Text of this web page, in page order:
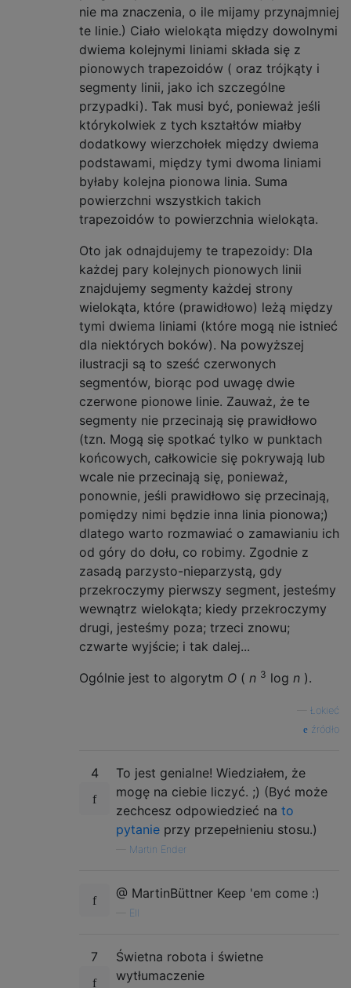
nie ma znaczenia, o ile mijamy przynajmniej
te linie.) Ciało wielokąta między dowolnymi
dwiema kolejnymi liniami składa się z
pionowych trapezoidów ( oraz trójkąty i
segmenty linii, jako ich szczególne
przypadki). Tak musi być, ponieważ jeśli
którykolwiek z tych kształtów miałby
dodatkowy wierzchołek między dwiema
podstawami, między tymi dwoma liniami
byłaby kolejna pionowa linia. Suma
powierzchni wszystkich takich
trapezoidów to powierzchnia wielokąta.
Oto jak odnajdujemy te trapezoidy: Dla
każdej pary kolejnych pionowych linii
znajdujemy segmenty każdej strony
wielokąta, które (prawidłowo) leżą między
tymi dwiema liniami (które mogą nie istnieć
dla niektórych boków). Na powyższej
ilustracji są to sześć czerwonych
segmentów, biorąc pod uwagę dwie
czerwone pionowe linie. Zauważ, że te
segmenty nie przecinają się prawidłowo
(tzn. Mogą się spotkać tylko w punktach
końcowych, całkowicie się pokrywają lub
wcale nie przecinają się, ponieważ,
ponownie, jeśli prawidłowo się przecinają,
pomiędzy nimi będzie inna linia pionowa;)
dlatego warto rozmawiać o zamawianiu ich
od góry do dołu, co robimy. Zgodnie z
zasadą parzysto-nieparzystą, gdy
przekroczymy pierwszy segment, jesteśmy
wewnątrz wielokąta; kiedy przekroczymy
drugi, jesteśmy poza; trzeci znowu;
czwarte wyjście; i tak dalej...
Ogólnie jest to algorytm O ( n 3 log n ).
Łokieć
źródło
4
To jest genialne! Wiedziałem, że
mogę na ciebie liczyć. ;) (Być może
zechcesz odpowiedzieć na to
pytanie przy przepełnieniu stosu.)
Martin Ender
@ MartinBüttner Keep 'em come :)
Ell
7
Świetna robota i świetne
wytłumaczenie